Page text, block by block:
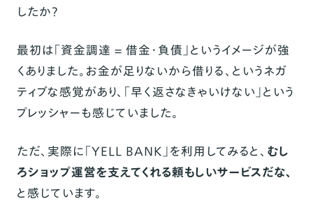
したか？
最初は「資金調達 = 借金・負債」というイメージが強
くありました。お金が足りないから借りる、というネガ
ティブな感覚があり、「早く返さなきゃいけない」という
プレッシャーも感じていました。
ただ、実際に「YELL BANK」を利用してみると、 むし
ろショップ運営を支えてくれる頼もしいサービスだな、
と感じています。